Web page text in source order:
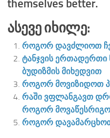
themselves better.
Ასევე Იხილე:
როგორ დავძლიოთ
ტანჯვის ერთადერთი
ბუდიზმის მიხედვით
როგორ მოვიზიდოთ
რაში ვფლანგავთ
როგორ
როგორ დავამარცხოთ